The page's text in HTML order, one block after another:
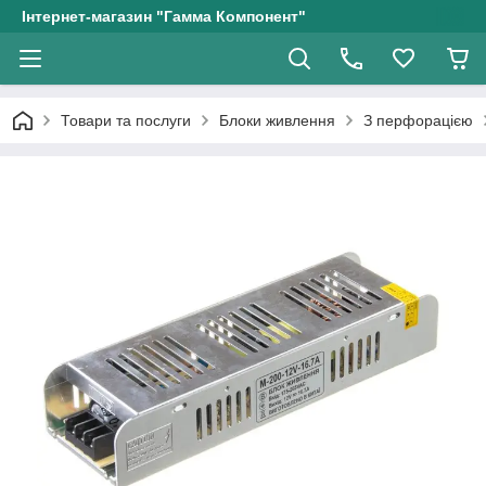
Інтернет-магазин "Гамма Компонент"
Товари та послуги Блоки живлення З перфорацією